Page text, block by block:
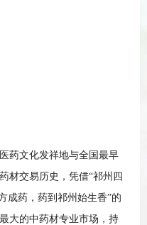
药文化发祥地与全国 最早
材交易历史，凭借“祁州四
成药，药到祁州始生香”的
最大的中药材专业市场，持